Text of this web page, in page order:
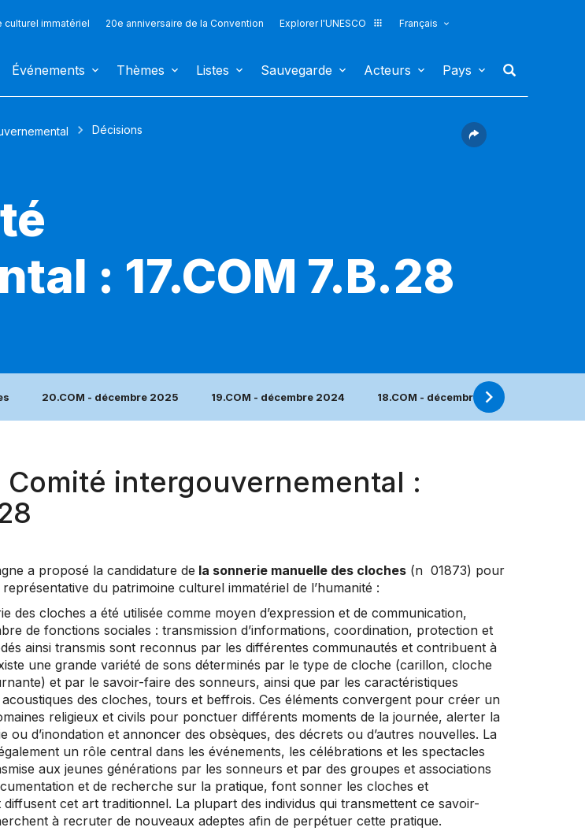
culturel immatériel 20e anniversaire de la Convention Explorer l'UNESCO
Français
Événements Thèmes Listes Sauvegarde Acteurs Pays
Décisions
: 17.COM 7.B.28
20.COM - décembre 2025 19.COM - décembre 2024 18.COM - décembre 2023
Comité intergouvernemental :
a proposé la candidature de la sonnerie manuelle des cloches(n 01873) pour
du patrimoine culturel immatériel de l’humanité :
des cloches a été utilisée comme moyen d’expression et de communication,
de fonctions sociales : transmission d’informations, coordination, protection et
ainsi transmis sont reconnus par les différentes communautés et contribuent à
une grande variété de sons déterminés par le type de cloche (carillon, cloche
et par le savoir-faire des sonneurs, ainsi que par les caractéristiques
des cloches, tours et beffrois. Ces éléments convergent pour créer un
religieux et civils pour ponctuer différents moments de la journée, alerter la
ou d’inondation et annoncer des obsèques, des décrets ou d’autres nouvelles. La
un rôle central dans les événements, les célébrations et les spectacles
aux jeunes générations par les sonneurs et par des groupes et associations
et de recherche sur la pratique, font sonner les cloches et
cet art traditionnel. La plupart des individus qui transmettent ce savoir-
à recruter de nouveaux adeptes afin de perpétuer cette pratique.